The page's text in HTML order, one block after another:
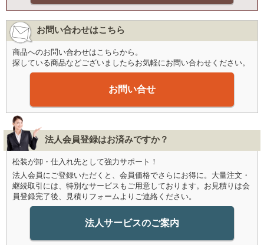
お問い合わせはこちら
商品へのお問い合わせはこちらから。
探している商品などございましたらお気軽にお問い合わせください。
お問い合せ
法人会員登録はお済みですか？
松装が卸・仕入れ先として強力サポート！
法人会員にご登録いただくと、会員価格でさらにお得に。大量注文・
継続取引には、特別なサービスもご用意しております。お見積りは会
員登録完了後、見積りフォームよりご連絡ください。
法人サービスのご案内